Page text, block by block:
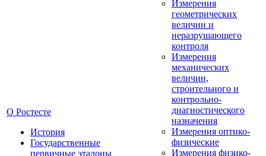
О Ростесте
История
Государственные
первичные эталоны
Измерения
геометрических
величин и
неразрушающего
контроля
Измерения
механических
величин,
строительного и
контрольно-
диагностического
назначения
Измерения оптико-
физические
Измерения физико-